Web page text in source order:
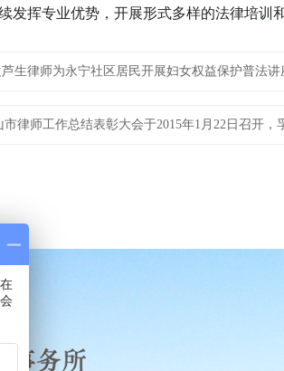
发挥专业优势，开展形式多样的法律培训
生律师为永宁社区居民开展妇女权益保护普法讲
市律师工作总结表彰大会于2015年1月22日召开